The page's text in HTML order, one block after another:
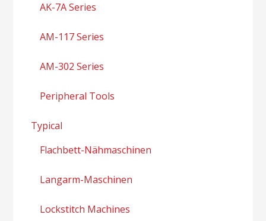
AK-7A Series
AM-117 Series
AM-302 Series
Peripheral Tools
Typical
Flachbett-Nähmaschinen
Langarm-Maschinen
Lockstitch Machines